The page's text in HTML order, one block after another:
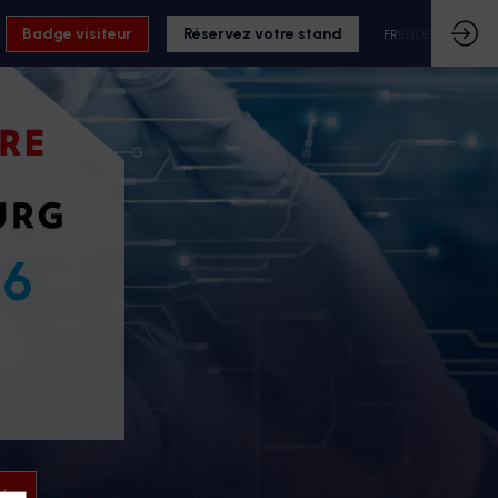
Badge visiteur Réservez votre stand FR